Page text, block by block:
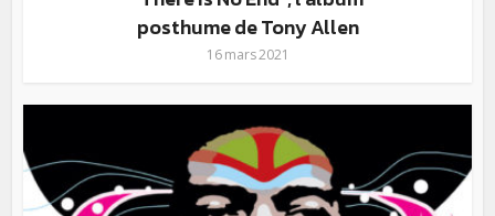
posthume de Tony Allen
16 mars 2021